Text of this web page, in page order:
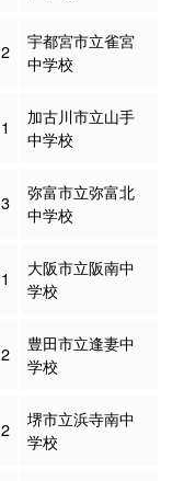
2
宇都宮市立雀宮
中学校
1
加古川市立山手
中学校
3
弥富市立弥富北
中学校
1
大阪市立阪南中
学校
2
豊田市立逢妻中
学校
2
堺市立浜寺南中
学校